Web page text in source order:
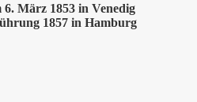
März 1853 in Venedig
1857 in Hamburg